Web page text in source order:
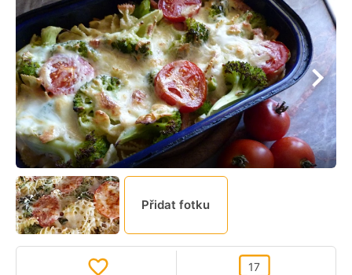
Přidat fotku
17